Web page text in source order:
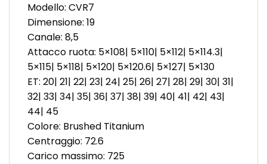
Modello: CVR7
Dimensione: 19
Canale: 8,5
Attacco ruota: 5×108| 5×110| 5×112| 5×114.3|
5×115| 5×118| 5×120| 5×120.6| 5×127| 5×130
ET: 20| 21| 22| 23| 24| 25| 26| 27| 28| 29| 30| 31|
32| 33| 34| 35| 36| 37| 38| 39| 40| 41| 42| 43|
44| 45
Colore: Brushed Titanium
Centraggio: 72.6
Carico massimo: 725